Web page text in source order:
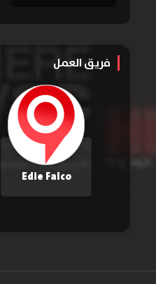
فريق العمل
Edie Falco